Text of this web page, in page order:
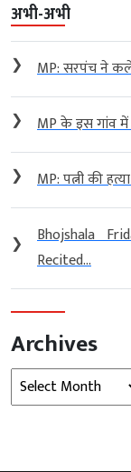
अभी-अभी
❯ MP: सरपंच ने
❯ MP के इस गांव
❯ MP: पत्नी की
❯
Bhojshala
Recited...
Archives
Archives